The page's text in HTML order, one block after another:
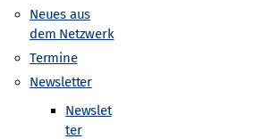
Neues aus
dem Netzwerk
Termine
Newsletter
Newslet
ter